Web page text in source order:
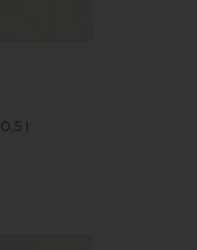
0,5 l